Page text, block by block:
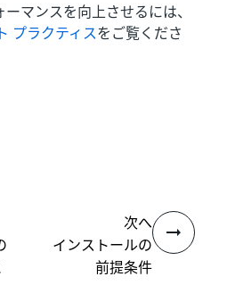
マンスを向上させるには、
プラクティスをご覧くださ
次へ
インストールの
前提条件